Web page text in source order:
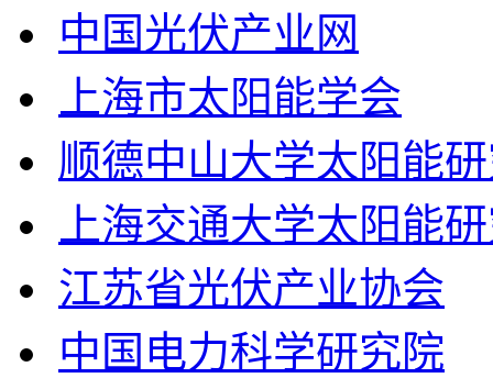
中国光伏产业网
上海市太阳能学会
顺德中山大学太阳能
上海交通大学太阳能
江苏省光伏产业协会
中国电力科学研究院